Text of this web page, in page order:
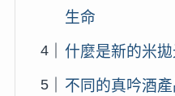
生命
什麼是新的米拋
不同的真吟酒產